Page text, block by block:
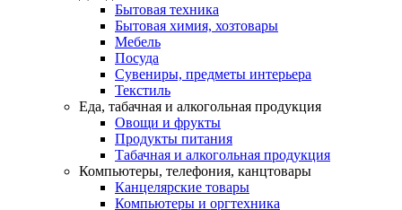
Бытовая техника
Бытовая химия, хозтовары
Мебель
Посуда
Сувениры, предметы интерьера
Текстиль
Еда, табачная и алкогольная продукция
Овощи и фрукты
Продукты питания
Табачная и алкогольная продукция
Компьютеры, телефония, канцтовары
Канцелярские товары
Компьютеры и оргтехника